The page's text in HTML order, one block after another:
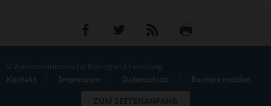
ZUM SEITENANFANG
© Bundesministerium für Bildung und Forschung
Kontakt Impressum Datenschutz Barriere melden